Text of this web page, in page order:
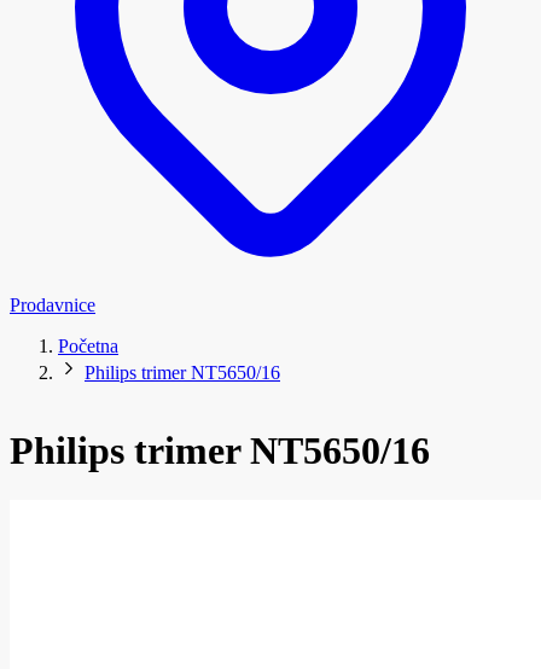
Prodavnice
Početna
Philips trimer NT5650/16
Philips trimer NT5650/16